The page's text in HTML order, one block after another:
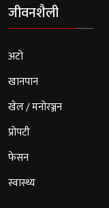
जीवनशैली
अटो
खानपान
खेल / मनोरञ्जन
प्रोपटी
फेसन
स्वास्थ्य